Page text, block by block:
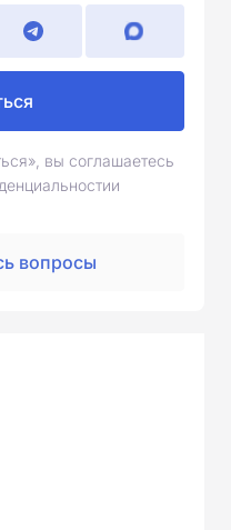
вы соглашаетесь
вопросы